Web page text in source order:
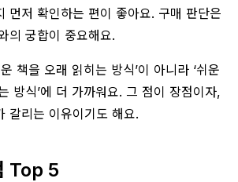
먼저 확인하는 편이 좋아요. 구매 판단은
의 궁합이 중요해요.
책을 오래 읽히는 방식’이 아니라 ‘쉬운
방식’에 더 가까워요. 그 점이 장점이자,
갈리는 이유이기도 해요.
Top 5